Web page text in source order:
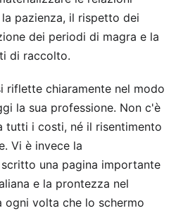
pazienza, il rispetto dei
dei periodi di magra e la
di raccolto.
riflette chiaramente nel modo
la sua professione. Non c'è
tutti i costi, né il risentimento
Vi è invece la
una pagina importante
e la prontezza nel
ogni volta che lo schermo